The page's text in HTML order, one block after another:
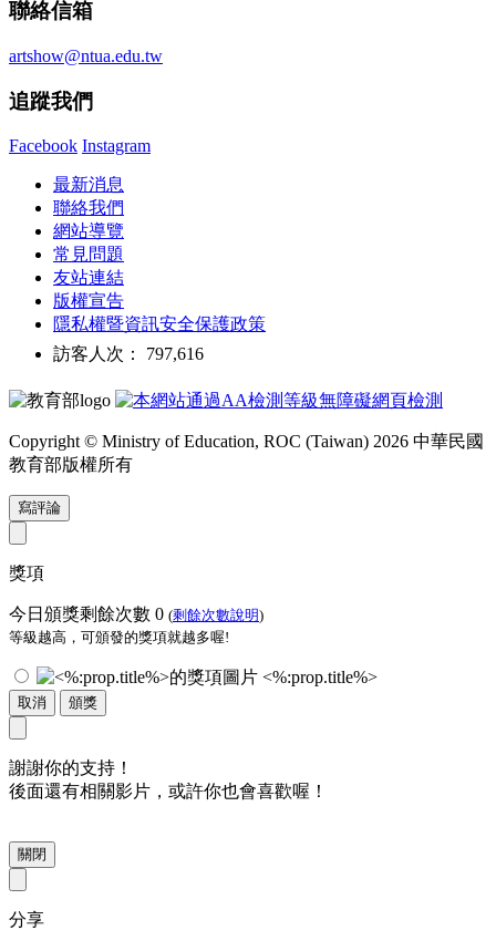
聯絡信箱
artshow@ntua.edu.tw
追蹤我們
Facebook Instagram
最新消息
聯絡我們
網站導覽
常見問題
友站連結
版權宣告
隱私權暨資訊安全保護政策
訪客人次： 797,616
Copyright © Ministry of Education, ROC (Taiwan) 2026 中華民國
教育部版權所有
寫評論
獎項
今日頒獎剩餘次數 0 (剩餘次數說明)
等級越高，可頒發的獎項就越多喔!
<%:prop.title%>
取消 頒獎
謝謝你的支持！
後面還有相關影片，或許你也會喜歡喔！
關閉
分享